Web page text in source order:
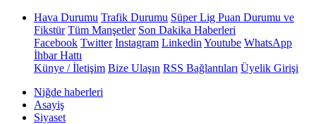
Hava Durumu Trafik Durumu Süper Lig Puan Durumu ve
Fikstür Tüm Manşetler Son Dakika Haberleri
Facebook Twitter Instagram Linkedin Youtube WhatsApp
İhbar Hattı
Künye / İletişim Bize Ulaşın RSS Bağlantıları Üyelik Girişi
Niğde haberleri
Asayiş
Siyaset